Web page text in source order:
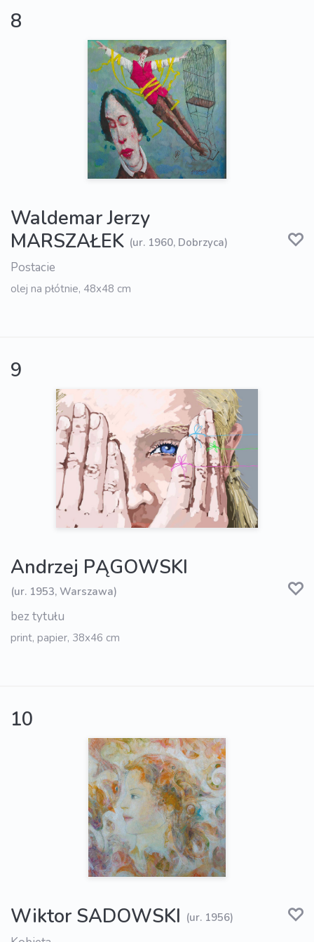
8
Waldemar Jerzy
MARSZAŁEK (ur. 1960, Dobrzyca)
Postacie
olej na płótnie, 48x48 cm
9
Andrzej PĄGOWSKI
(ur. 1953, Warszawa)
bez tytułu
print, papier, 38x46 cm
10
Wiktor SADOWSKI (ur. 1956)